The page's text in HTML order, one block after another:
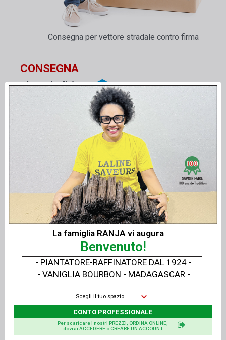
Consegna per vettore stradale contro firma
CONSEGNA
al tuo indirizzo
Il pacchetto è consegnato a voi in 2-6 giorni
CONTROLLO Firma, da lunedì a venerdì.
: Le informazioni di follow-up per il vostro
ordine sono disponibili su Internet 24 ore al giorno e
7 giorni alla settimana, sullo strumento di
tracciamento
https://www.chronopost.fr/fr/suivi-colis
CONSEGNA AL MAGASIN
portare via senza alcun costo
Tempi di consegnaimmediato su appuntamento
da lunedì a venerdì
Per ulteriori informazioni, vedereALLEGATO 2- POLITICA DI CONSEGNA in fondo alla
pagina delle nostre Condizioni Generali di Vendita.
La famiglia RANJA vi augura
Benvenuto!
- VANIGLIA BOURBON - MADAGASCAR -
- PIANTATORE-RAFFINATORE DAL 1924 -
Scegli il tuo spazio
CONTO PROFESSIONALE
Per scaricare i nostri PREZZI, ORDINA ONLINE,
dovrai ACCEDERE o CREARE UN ACCOUNT